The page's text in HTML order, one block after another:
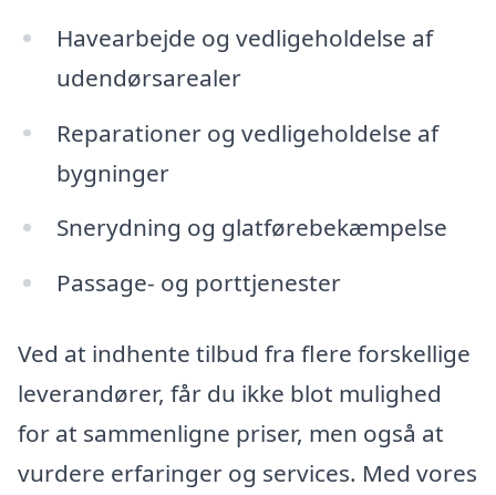
Havearbejde og vedligeholdelse af
udendørsarealer
Reparationer og vedligeholdelse af
bygninger
Snerydning og glatførebekæmpelse
Passage- og porttjenester
Ved at indhente tilbud fra flere forskellige
leverandører, får du ikke blot mulighed
for at sammenligne priser, men også at
vurdere erfaringer og services. Med vores